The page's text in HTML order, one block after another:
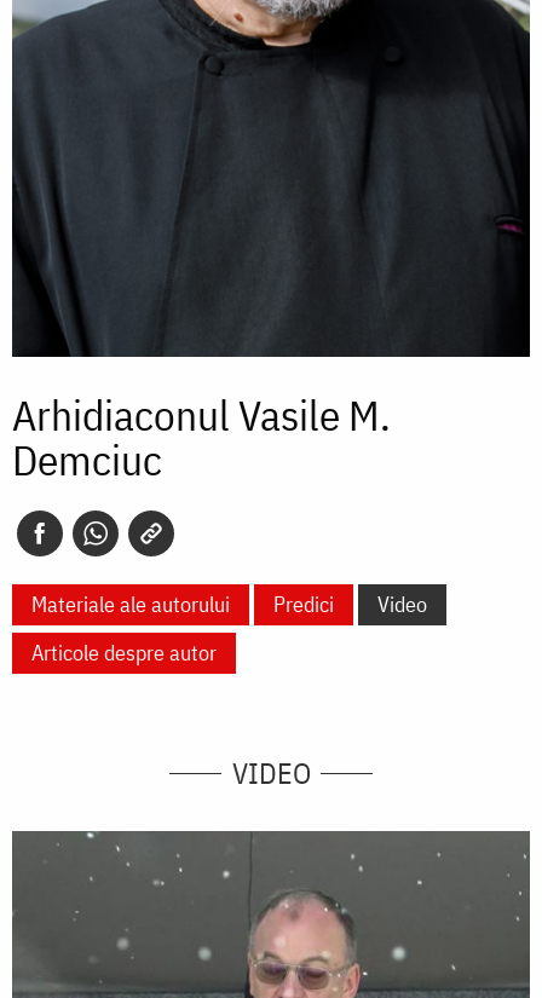
Arhidiaconul Vasile M.
Demciuc
Materiale ale autorului Predici
Video
Articole despre autor
VIDEO